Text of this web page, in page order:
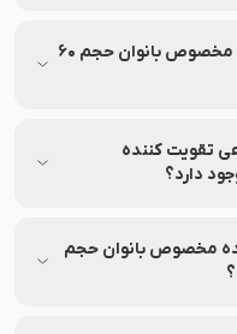
چطور لوسیون مو گیاهی تقویت کننده مخصوص بانوان حجم 60
تقویت کننده مخصوص بانوان حجم 60 میل سینره روی بسته‌بندی
نمایید.
تقویت کننده
مخصوص بانوان حجم